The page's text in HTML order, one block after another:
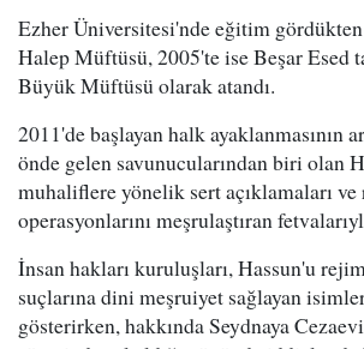
Ezher Üniversitesi'nde eğitim
Halep Müftüsü, 2005'te ise Beşar Esed
Büyük Müftüsü olarak atandı.
2011'de başlayan halk ayaklanmasının
önde gelen savunucularından biri olan
muhaliflere yönelik sert açıklamaları
operasyonlarını meşrulaştıran
İnsan hakları kuruluşları, Hassun'u
suçlarına dini meşruiyet sağlayan
gösterirken, hakkında Seydnaya